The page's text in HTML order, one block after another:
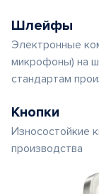
Шлейфы
Электронные
микрофоны) на
стандартам
Кнопки
Износостойкие
производства